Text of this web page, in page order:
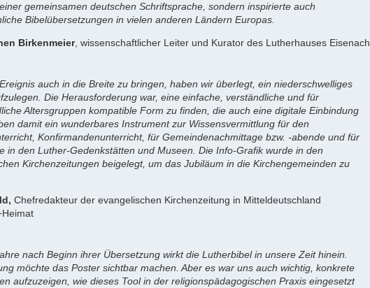
gemeinsamen deutschen Schriftsprache, sondern inspirierte auch
Bibelübersetzungen in vielen anderen Ländern Europas.
Birkenmeier, wissenschaftlicher Leiter und Kurator des Lutherhauses Eisenach
auch in die Breite zu bringen, haben wir überlegt, ein niederschwelliges
Die Herausforderung war, eine einfache, verständliche und für
Altersgruppen kompatible Form zu finden, die auch eine digitale Einbindung
damit ein wunderbares Instrument zur Wissensvermittlung für den
Konfirmandenunterricht, für Gemeindenachmittage bzw. -abende und für
in den Luther-Gedenkstätten und Museen. Die Info-Grafik wurde in den
Kirchenzeitungen beigelegt, um das Jubiläum in die Kirchengemeinden zu
Chefredakteur der evangelischen Kirchenzeitung in Mitteldeutschland
nach Beginn ihrer Übersetzung wirkt die Lutherbibel in unsere Zeit hinein.
möchte das Poster sichtbar machen. Aber es war uns auch wichtig, konkrete
aufzuzeigen, wie dieses Tool in der religionspädagogischen Praxis eingesetzt